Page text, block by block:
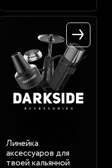
Линейка
аксессуаров для
твоей кальянной